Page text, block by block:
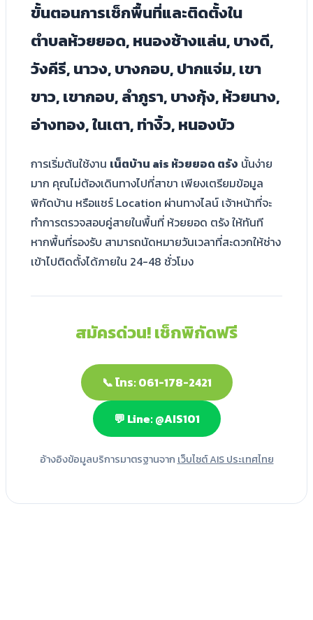
ขั้นตอนการเช็กพื้นที่และติดตั้งใน
ตำบลห้วยยอด, หนองช้างแล่น, บางดี,
วังคีรี, นาวง, บางกอบ, ปากแจ่ม, เขา
ขาว, เขากอบ, ลำภูรา, บางกุ้ง, ห้วยนาง,
อ่างทอง, ในเตา, ท่างิ้ว, หนองบัว
การเริ่มต้นใช้งาน เน็ตบ้าน ais ห้วยยอด ตรัง นั้นง่าย
มาก คุณไม่ต้องเดินทางไปที่สาขา เพียงเตรียมข้อมูล
พิกัดบ้าน หรือแชร์ Location ผ่านทางไลน์ เจ้าหน้าที่จะ
ทำการตรวจสอบคู่สายในพื้นที่ ห้วยยอด ตรัง ให้ทันที
หากพื้นที่รองรับ สามารถนัดหมายวันเวลาที่สะดวกให้ช่าง
เข้าไปติดตั้งได้ภายใน 24-48 ชั่วโมง
สมัครด่วน! เช็กพิกัดฟรี
📞 โทร: 061-178-2421
💬 Line: @AIS101
อ้างอิงข้อมูลบริการมาตรฐานจากเว็บไซต์ AIS ประเทศไทย